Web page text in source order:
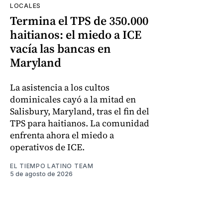
LOCALES
Termina el TPS de 350.000
haitianos: el miedo a ICE
vacía las bancas en
Maryland
La asistencia a los cultos
dominicales cayó a la mitad en
Salisbury, Maryland, tras el fin del
TPS para haitianos. La comunidad
enfrenta ahora el miedo a
operativos de ICE.
EL TIEMPO LATINO TEAM
5 de agosto de 2026